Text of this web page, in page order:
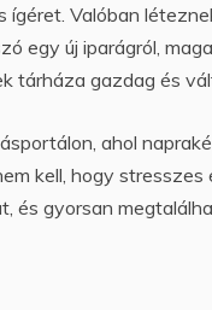
Valóban
egy új iparágról,
tárháza gazdag és
ahol
kell, hogy stresszes
és gyorsan